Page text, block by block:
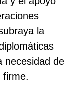
la
necesidad de
firme.